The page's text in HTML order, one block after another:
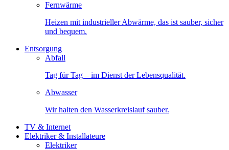
Fernwärme
Heizen mit industrieller Abwärme, das ist sauber, sicher
und bequem.
Entsorgung
Abfall
Tag für Tag – im Dienst der Lebensqualität.
Abwasser
Wir halten den Wasserkreislauf sauber.
TV & Internet
Elektriker & Installateure
Elektriker